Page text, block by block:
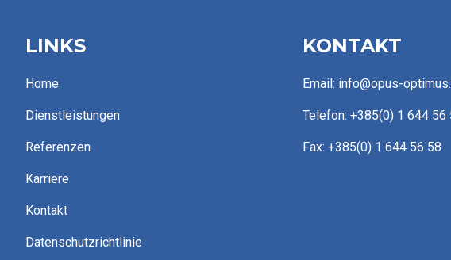
LINKS
Home
Dienstleistungen
Referenzen
Karriere
Kontakt
Datenschutzrichtlinie
KONTAKT
Email: info@opus-
Telefon: +385(0) 1 644 56
Fax: +385(0) 1 644 56 58